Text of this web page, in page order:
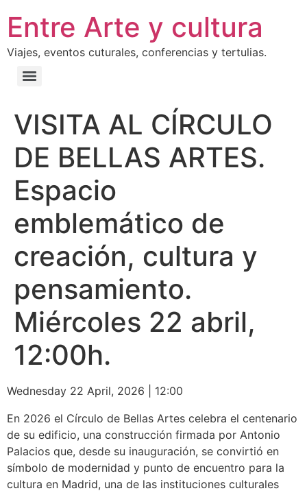
Entre Arte y cultura
Viajes, eventos cuturales, conferencias y tertulias.
VISITA AL CÍRCULO
DE BELLAS ARTES.
Espacio
emblemático de
creación, cultura y
pensamiento.
Miércoles 22 abril,
12:00h.
Wednesday 22 April, 2026 12:00
En 2026 el Círculo de Bellas Artes celebra el centenario
de su edificio, una construcción firmada por Antonio
Palacios que, desde su inauguración, se convirtió en
símbolo de modernidad y punto de encuentro para la
cultura en Madrid, una de las instituciones culturales